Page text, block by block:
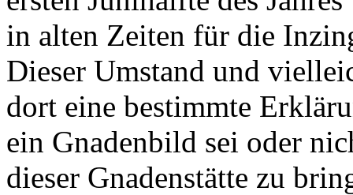
in alten Zeiten für die
Dieser Umstand und
dort eine bestimmte
ein Gnadenbild sei oder
dieser Gnadenstätte zu